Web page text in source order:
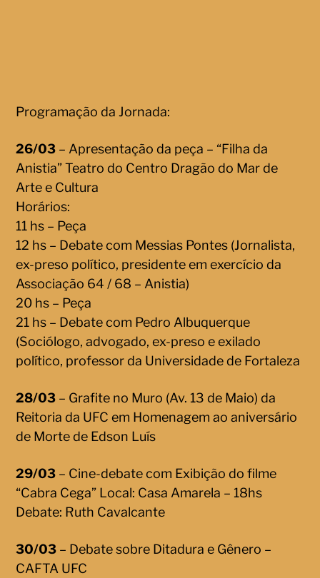
Programação da Jornada:
26/03 – Apresentação da peça – “Filha da
Anistia” Teatro do Centro Dragão do Mar de
Arte e Cultura
Horários:
11 hs – Peça
12 hs – Debate com Messias Pontes (Jornalista,
ex-preso político, presidente em exercício da
Associação 64 / 68 – Anistia)
20 hs – Peça
21 hs – Debate com Pedro Albuquerque
(Sociólogo, advogado, ex-preso e exilado
político, professor da Universidade de Fortaleza
28/03 – Grafite no Muro (Av. 13 de Maio) da
Reitoria da UFC em Homenagem ao aniversário
de Morte de Edson Luís
29/03 – Cine-debate com Exibição do filme
“Cabra Cega” Local: Casa Amarela – 18hs
Debate: Ruth Cavalcante
30/03 – Debate sobre Ditadura e Gênero –
CAFTA UFC